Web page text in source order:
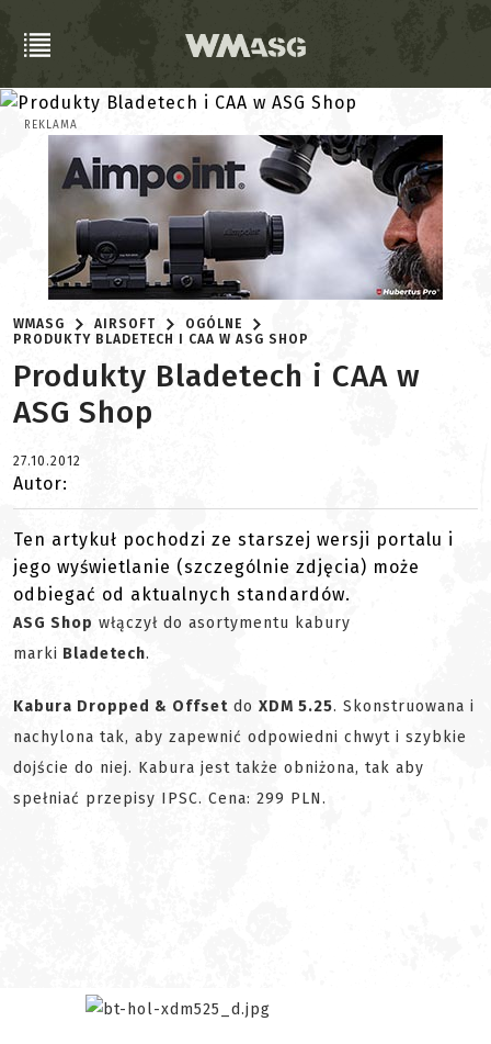
REKLAMA
WMASG AIRSOFT
OGÓLNE
PRODUKTY BLADETECH I CAA W ASG SHOP
Produkty Bladetech i CAA w
ASG Shop
27.10.2012
Autor:
Ten artykuł pochodzi ze starszej wersji portalu i
jego wyświetlanie (szczególnie zdjęcia) może
odbiegać od aktualnych standardów.
ASG Shop włączył do asortymentu kabury
marki Bladetech.
Kabura Dropped & Offset do XDM 5.25. Skonstruowana i
nachylona tak, aby zapewnić odpowiedni chwyt i szybkie
dojście do niej. Kabura jest także obniżona, tak aby
spełniać przepisy IPSC. Cena: 299 PLN.